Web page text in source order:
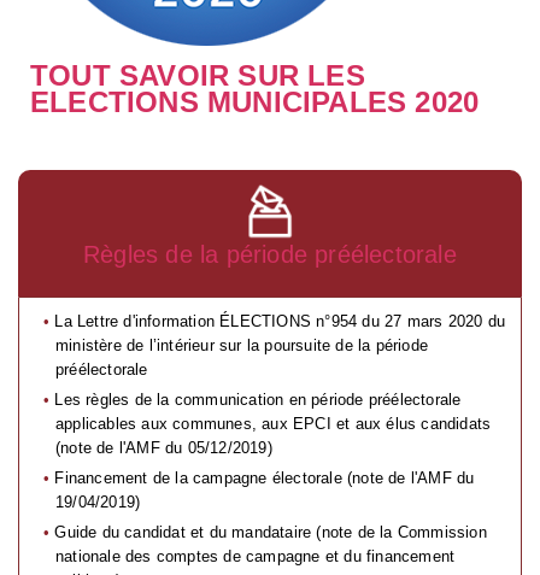
TOUT SAVOIR SUR LES
ELECTIONS MUNICIPALES 2020
Règles de la période préélectorale
La Lettre d'information ÉLECTIONS n°954 du 27 mars 2020 du
ministère de l’intérieur sur la poursuite de la période
préélectorale
Les règles de la communication en période préélectorale
applicables aux communes, aux EPCI et aux élus candidats
(note de l'AMF du 05/12/2019)
Financement de la campagne électorale (note de l'AMF du
19/04/2019)
Guide du candidat et du mandataire (note de la Commission
nationale des comptes de campagne et du financement